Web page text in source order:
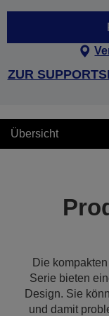
ZUR
Übersicht
Die
Serie bieten
Design. Sie
und damit